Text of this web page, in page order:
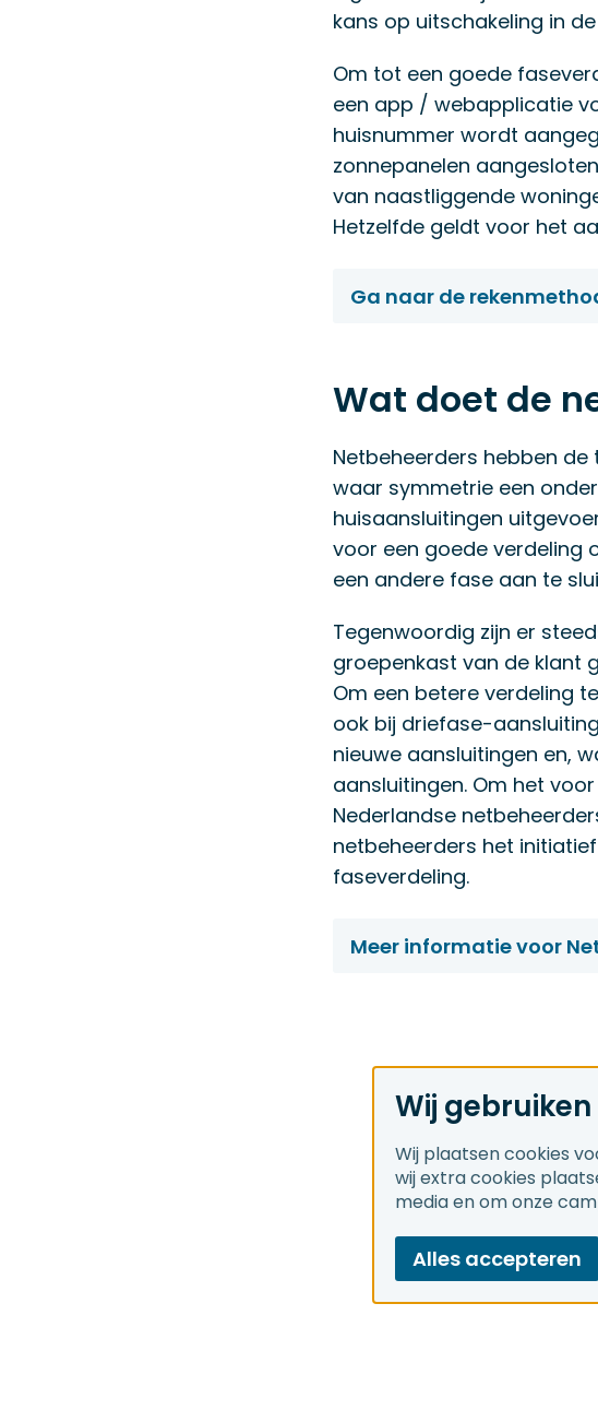
kans op uitschakeling in
Om tot een goede
een app / webapplicatie
huisnummer wordt
zonnepanelen
van naastliggende
Hetzelfde geldt voor het
Ga naar de
Wat doet de
Netbeheerders hebben
waar symmetrie een
huisaansluitingen
voor een goede verdeling
een andere fase aan te
Tegenwoordig zijn er
groepenkast van de klant
Om een betere verdeling
ook bij driefase-
nieuwe aansluitingen en,
aansluitingen. Om het
Nederlandse
netbeheerders het
faseverdeling.
Meer informatie voor
Wij
Wij plaatsen cookies
wij extra cookies
media en om onze
Alles accepteren